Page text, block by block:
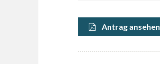
Antrag ansehen